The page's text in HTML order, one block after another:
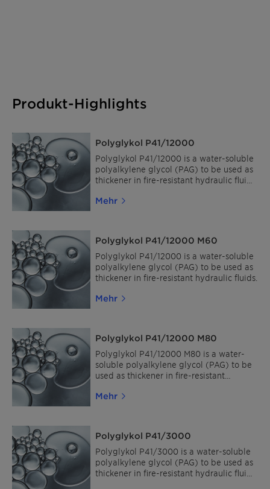
Produkt-Highlights
Polyglykol P41/12000
Polyglykol P41/12000 is a water-soluble
polyalkylene glycol (PAG) to be used as
thickener in fire-resistant hydraulic fluids
Mehr
Polyglykol P41/12000 M60
Polyglykol P41/12000 is a water-soluble
polyalkylene glycol (PAG) to be used as
thickener in fire-resistant hydraulic fluids.
Mehr
Polyglykol P41/12000 M80
Polyglykol P41/12000 M80 is a water-
soluble polyalkylene glycol (PAG) to be
used as thickener in fire-resistant
quenchants.
Mehr
Polyglykol P41/3000
Polyglykol P41/3000 is a water-soluble
polyalkylene glycol (PAG) to be used as
thickener in fire-resistant hydraulic fluids